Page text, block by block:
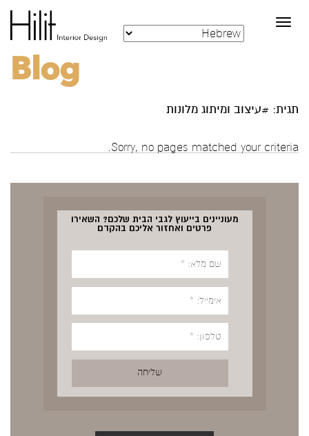
Toggle
navigation
Blog
תגית: #עיצוב ומיתוג מלונות
Sorry, no pages matched your criteria.
מעוניינים בייעוץ לגבי הבית שלכם? השאירו
פרטים ואחזור אליכם בהקדם